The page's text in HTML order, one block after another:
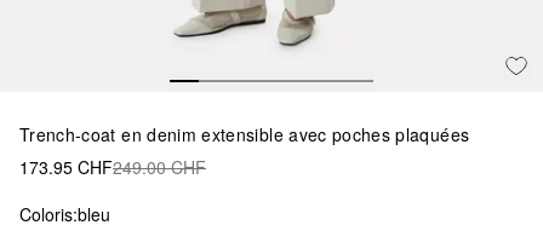
Trench-coat en denim extensible avec poches plaquées
173.95 CHF249.00 CHF
Coloris:bleu